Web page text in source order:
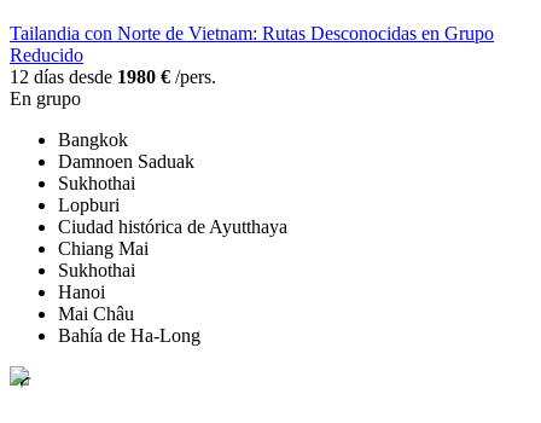
Tailandia con Norte de Vietnam: Rutas Desconocidas en Grupo
Reducido
12 días desde 1980 € /pers.
En grupo
Bangkok
Damnoen Saduak
Sukhothai
Lopburi
Ciudad histórica de Ayutthaya
Chiang Mai
Sukhothai
Hanoi
Mai Châu
Bahía de Ha-Long